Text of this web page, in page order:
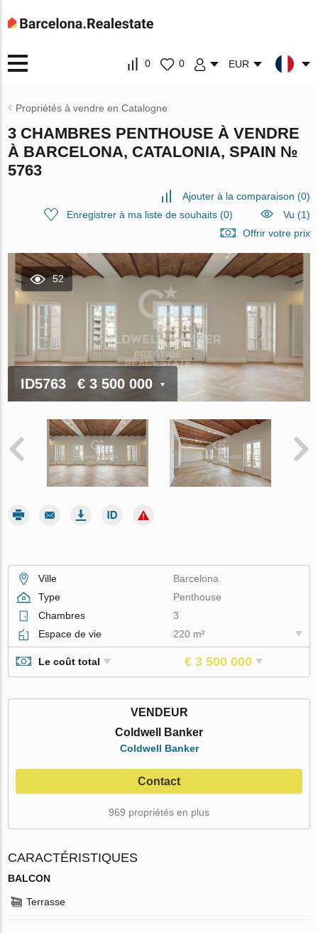
0 0 EUR
Propriétés à vendre en Catalogne
3 CHAMBRES PENTHOUSE À VENDRE
À BARCELONA, CATALONIA, SPAIN №
5763
Ajouter à la comparaison (0)
Enregistrer à ma liste de souhaits(0)
Vu (1)
Offrir votre prix
52
ID5763 € 3 500 000
Ville
Barcelona
Type
Penthouse
Chambres
3
Espace de vie
220 m²
Le coût total € 3 500 000
VENDEUR
Coldwell Banker
Coldwell Banker
Contact
969 propriétés en plus
CARACTÉRISTIQUES
BALCON
Terrasse